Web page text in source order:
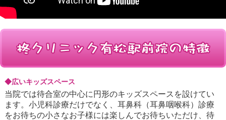
◆広いキッズスペース
当院では待合室の中心に円形のキッズスペースを設けてい
ます。小児科診療だけでなく、耳鼻科（耳鼻咽喉科）診療
をお待ちの小さなお子様には楽しんでお待ちいただけ、待